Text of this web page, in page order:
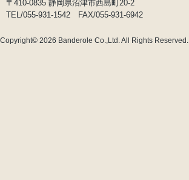
〒410-0835 静岡県沼津市西島町20-2
TEL/055-931-1542 FAX/055-931-6942
Copyright© 2026 Banderole Co.,Ltd.All Rights Reserved.